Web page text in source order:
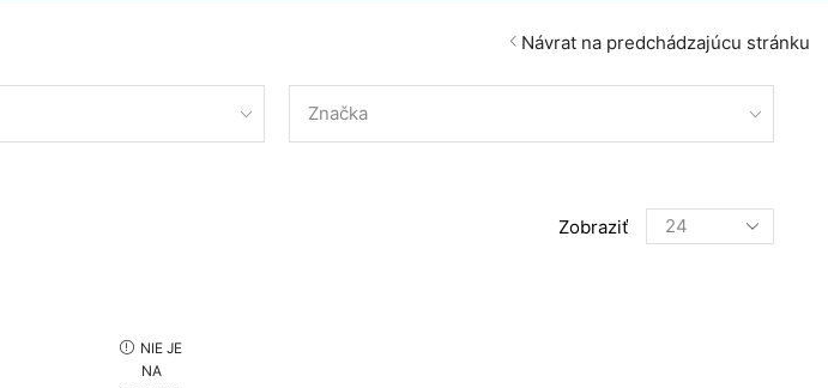
Návrat na predchádzajúcu stránku
Značka
Zobraziť
Products
per
NIE JE
NA